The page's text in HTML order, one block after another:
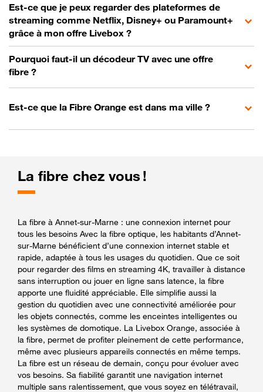
Est-ce que je peux regarder des plateformes de
streaming comme Netflix, Disney+ ou Paramount+
grâce à mon offre Livebox ?
Pourquoi faut-il un décodeur TV avec une offre
fibre ?
Est-ce que la Fibre Orange est dans ma ville ?
La fibre chez vous !
La fibre à Annet-sur-Marne : une connexion internet pour
tous les besoins Avec la fibre optique, les habitants d’Annet-
sur-Marne bénéficient d’une connexion internet stable et
rapide, adaptée à tous les usages du quotidien. Que ce soit
pour regarder des films en streaming 4K, travailler à distance
sans interruption ou jouer en ligne sans latence, la fibre
apporte une fluidité appréciable. Elle simplifie aussi la
gestion du quotidien avec une connectivité améliorée pour
les objets connectés, comme les enceintes intelligentes ou
les systèmes de domotique. La Livebox Orange, associée à
la fibre, permet de profiter pleinement de cette performance,
même avec plusieurs appareils connectés en même temps.
La fibre est un réseau de demain, conçu pour évoluer avec
vos besoins. Sa fiabilité garantit une navigation internet
multiple sans ralentissement, que vous soyez en télétravail,